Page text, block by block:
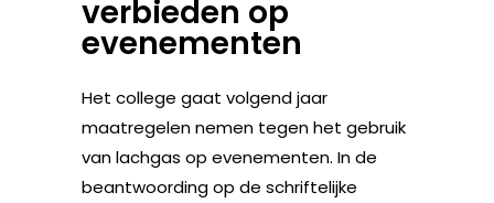
verbieden op
evenementen
Het college gaat volgend jaar
maatregelen nemen tegen het gebruik
van lachgas op evenementen. In de
beantwoording op de schriftelijke